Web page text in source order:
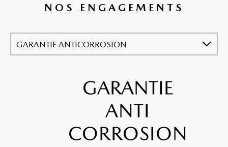
NOS ENGAGEMENTS
GARANTIE ANTICORROSION